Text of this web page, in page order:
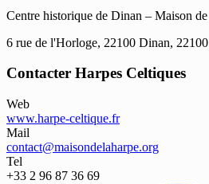
Centre historique de Dinan – Maison
6 rue de l'Horloge, 22100 Dinan,
Contacter Harpes Celtiques
Web
www.harpe-celtique.fr
Mail
contact@maisondelaharpe.org
Tel
+33 2 96 87 36 69